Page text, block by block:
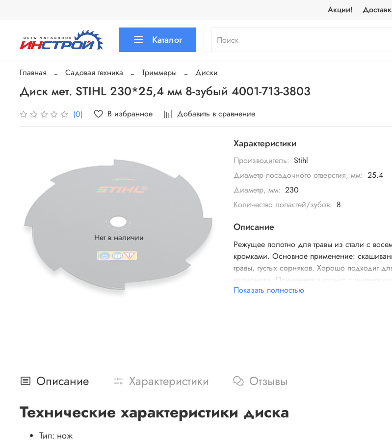
Акции!
Каталог
Главная Садовая техника Триммеры Диски
Диск мет. STIHL 230*25,4 мм 8-зубый 4001-713-3803
(0) В избранное Добавить в сравнение
Нет в наличии
Характеристики
Производитель: Stihl
Диаметр посадочного отверстия, мм: 25.4
Диаметр, мм: 230
Количество лопастей/зубов: 8
Описание
Режущее полотно для травы из стали с
кромками. Основное применение:
травы, густых сорняков. Хорошо подходит
кустарника. Применяется только с
щитком.
Показать полностью
Описание Характеристики Отзывы
Технические характеристики диска
Тип: нож